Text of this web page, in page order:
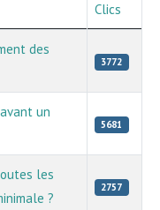
Clics
des
3772
un
5681
les
?
2757